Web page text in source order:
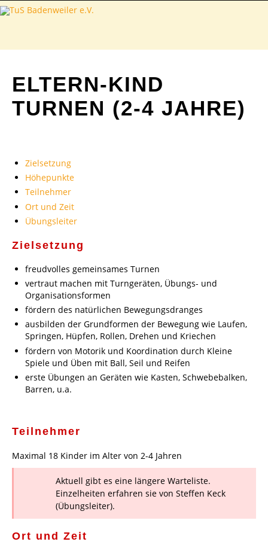
ELTERN-KIND
TURNEN (2-4 JAHRE)
Zielsetzung
Höhepunkte
Teilnehmer
Ort und Zeit
Übungsleiter
Zielsetzung
freudvolles gemeinsames Turnen
vertraut machen mit Turngeräten, Übungs- und
Organisationsformen
fördern des natürlichen Bewegungsdranges
ausbilden der Grundformen der Bewegung wie Laufen,
Springen, Hüpfen, Rollen, Drehen und Kriechen
fördern von Motorik und Koordination durch Kleine
Spiele und Üben mit Ball, Seil und Reifen
erste Übungen an Geräten wie Kasten, Schwebebalken,
Barren, u.a.
Teilnehmer
Maximal 18 Kinder im Alter von 2-4 Jahren
Aktuell gibt es eine längere Warteliste.
Einzelheiten erfahren sie von Steffen Keck
(Übungsleiter).
Ort und Zeit